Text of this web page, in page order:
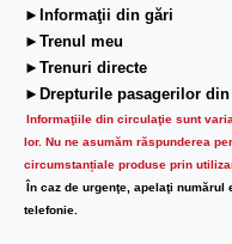
►Informaţii din gări
►Trenul meu
►Trenuri directe
►Drepturile pasagerilor
Informaţiile din circulaţie sunt
lor. Nu ne asumăm răspunderea
circumstanțiale produse prin
În caz de urgenţe, apelaţi numărul
telefonie.